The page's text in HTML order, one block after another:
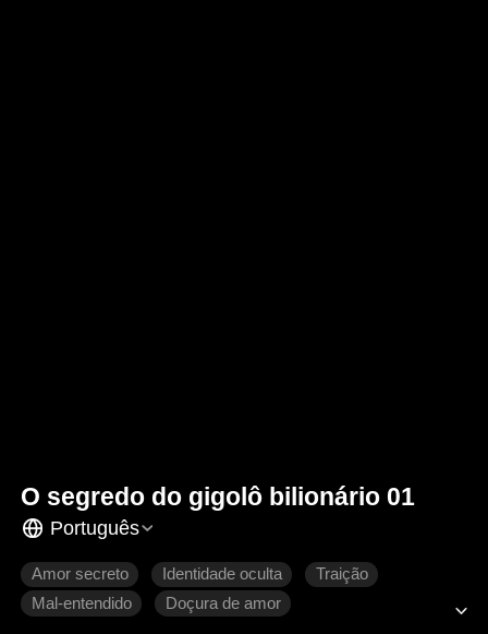
O segredo do gigolô bilionário 01
Português
Amor secreto Identidade oculta
Traição
Mal-entendido
Doçura de amor